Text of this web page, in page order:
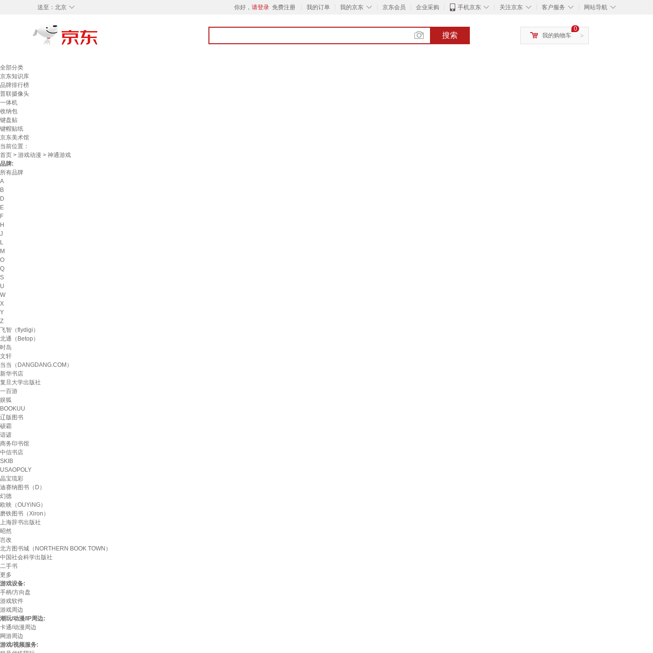
◇
送至： 北京 你好， 请登录 免费注册 我的订单 ◇
我的京东 京东会员 企业采购 ◇
手机京东 ◇
关注京东 ◇
客户服务 ◇
网站导航
搜索 >
0
我的购物车
全部分类
京东知识库
品牌排行榜
普联摄像头
一体机
收纳包
键盘贴
键帽贴纸
京东美术馆
当前位置：
首页 > 游戏动漫 > 神通游戏
品牌:
所有品牌
A
B
D
E
F
H
J
L
M
O
Q
S
U
W
X
Y
Z
飞智（flydigi）
北通（Betop）
时岛
文轩
当当（DANGDANG.COM）
新华书店
复旦大学出版社
一百游
娱狐
BOOKUU
辽版图书
硕霸
谙谚
商务印书馆
中信书店
SKIB
USAOPOLY
晶宝琉彩
迪赛纳图书（D）
幻德
欧映（OUYiNG）
磨铁图书（Xiron）
上海辞书出版社
昭然
岂改
北方图书城（NORTHERN BOOK TOWN）
中国社会科学出版社
二手书
更多
游戏设备:
手柄/方向盘
游戏软件
游戏周边
潮玩/动漫/IP周边:
卡通/动漫周边
网游周边
游戏/视频服务: